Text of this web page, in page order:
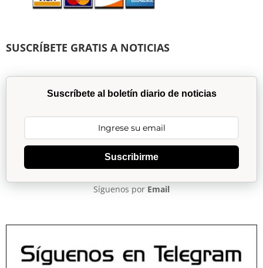
SUSCRÍBETE GRATIS A NOTICIAS
Suscríbete al boletín diario de noticias
Suscribirme
Síguenos por Email